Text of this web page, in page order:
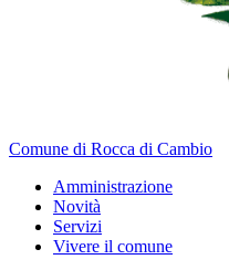
Comune di Rocca di Cambio
Amministrazione
Novità
Servizi
Vivere il comune